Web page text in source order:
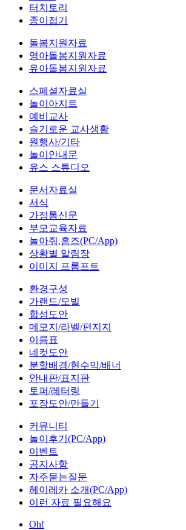
터치토리
종이접기
돌봄지원자료
영아돌봄지원자료
유아돌봄지원자료
스페셜자료실
놀이아지트
예비교사
슬기로운 교사생활
원행사/기타
놀이안내문
유스 스튜디오
문서자료실
서식
가정통신문
부모교육자료
놀아줘,홈즈(PC/App)
상황별 알림장
이미지 프롬프트
환경구성
가랜드/모빌
합성도안
메모지/라벨/편지지
이름표
네컷도안
분할배경/현수막/배너
안내판/표지판
토퍼/레터링
포장도안/만들기
커뮤니티
놀이후기(PC/App)
이벤트
공지사항
자주묻는질문
헤이레카 소개(PC/App)
이런 자료 필요해요
Oh!